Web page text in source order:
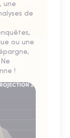
une
de
ou une
!